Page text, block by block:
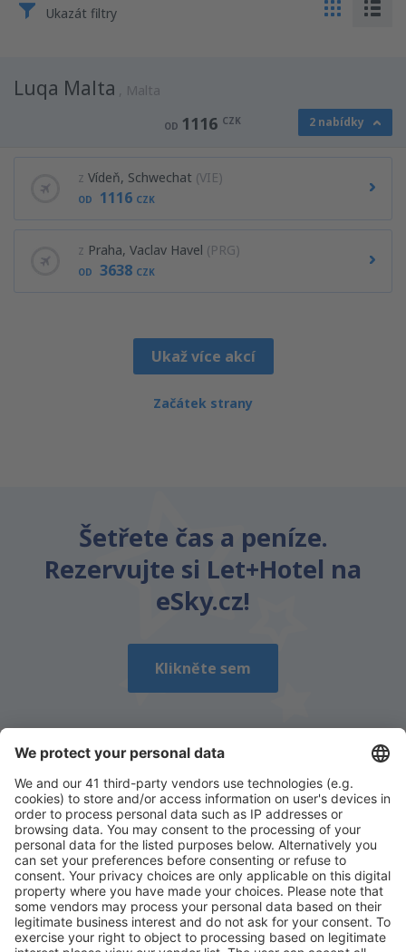
Ukazát filtry
Luqa Malta Malta
OD 1116 CZK 2 nabídky
z Vídeň, Schwechat (VIE)
OD 1116 CZK
z Praha, Vaclav Havel (PRG)
OD 3638 CZK
Ukaž více akcí
Začátek strany
Šetřete čas a peníze.
Rezervujte si Let+Hotel na
eSky.cz!
Klikněte sem
Stáhněte si naši aplikacia plánujte své cesty
pohodlně